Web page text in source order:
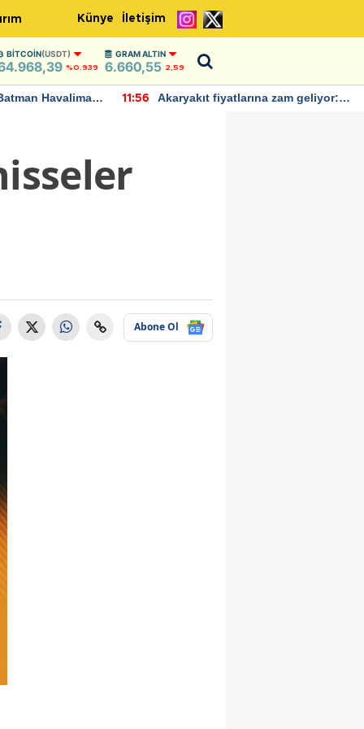
Künye İletişim
BITCOIN(USDT)
%0.939
GRAM ALTIN
6.660,55 2,59
Havalimanı
11:56
Akaryakıt fiyatlarına zam geliyor:
Abone Ol